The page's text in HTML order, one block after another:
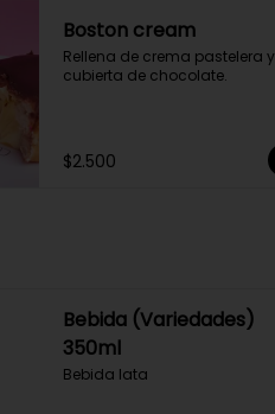
Boston cream
Rellena de crema pastelera y
cubierta de chocolate.
$2.500
Bebida (Variedades)
350ml
Bebida lata